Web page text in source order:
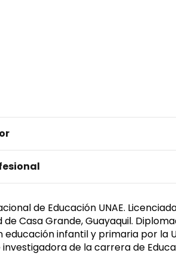
de Educación UNAE.
de Casa Grande, Guayaquil.
educación infantil y primaria por la
investigadora de la carrera de